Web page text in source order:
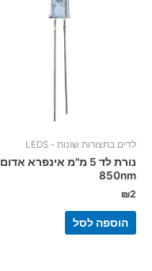
לדים בתצורות שונות - LEDS
נורת לד 5 מ"מ אינפרא אדום
850nm
₪2
הוספה לסל